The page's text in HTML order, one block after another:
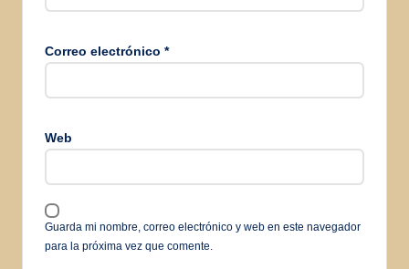
Correo electrónico *
Web
Guarda mi nombre, correo electrónico y web en este navegador
para la próxima vez que comente.